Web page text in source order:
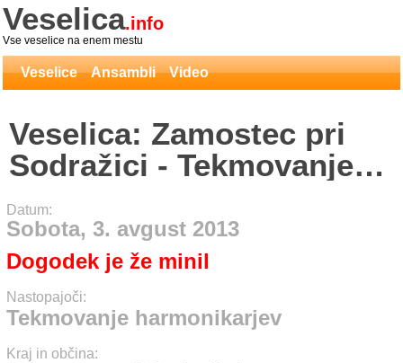
Veselica.info
Vse veselice na enem mestu
Veselice Ansambli Video
Veselica: Zamostec pri
Sodražici - Tekmovanje
harmonikarjev
Datum:
Sobota, 3. avgust 2013
Dogodek je že minil
Nastopajoči:
Tekmovanje harmonikarjev
Kraj in občina: